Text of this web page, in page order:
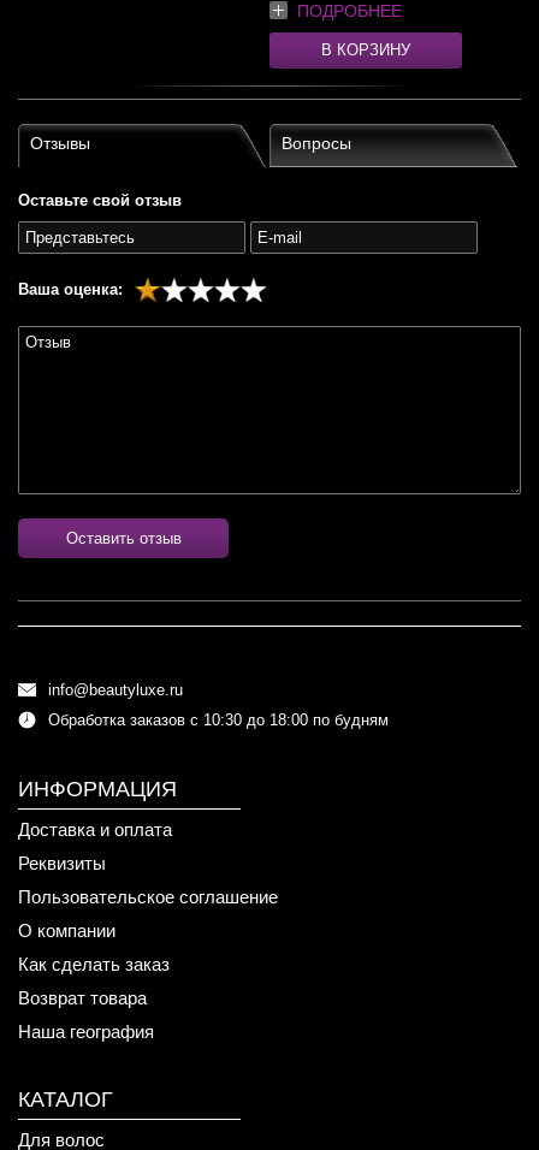
ПОДРОБНЕЕ
В КОРЗИНУ
Отзывы Вопросы
Оставьте свой отзыв
Ваша оценка:
Оставить отзыв
info@beautyluxe.ru
Обработка заказов с 10:30 до 18:00 по будням
ИНФОРМАЦИЯ
Доставка и оплата
Реквизиты
Пользовательское соглашение
О компании
Как сделать заказ
Возврат товара
Наша география
КАТАЛОГ
Для волос